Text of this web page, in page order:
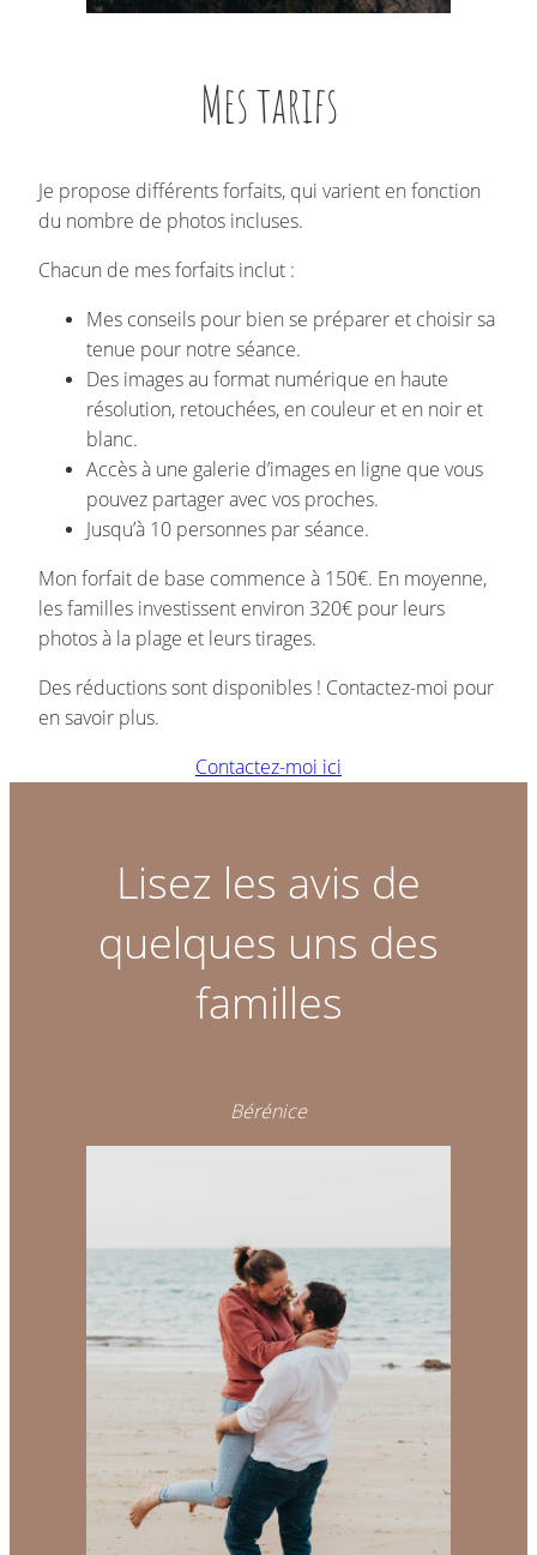
Mes tarifs
Je propose différents forfaits, qui varient en fonction
du nombre de photos incluses.
Chacun de mes forfaits inclut :
Mes conseils pour bien se préparer et choisir sa
tenue pour notre séance.
Des images au format numérique en haute
résolution, retouchées, en couleur et en noir et
blanc.
Accès à une galerie d’images en ligne que vous
pouvez partager avec vos proches.
Jusqu’à 10 personnes par séance.
Mon forfait de base commence à 150€. En moyenne,
les familles investissent environ 320€ pour leurs
photos à la plage et leurs tirages.
Des réductions sont disponibles ! Contactez-moi pour
en savoir plus.
Contactez-moi ici
Lisez les avis de
quelques uns des
familles
Bérénice